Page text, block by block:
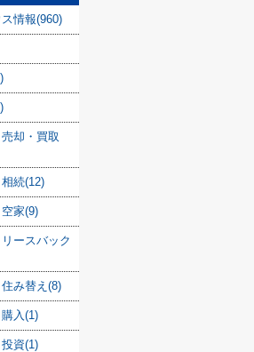
情報(960)
却・買取
続(12)
家(9)
ースバック
み替え(8)
入(1)
資(1)